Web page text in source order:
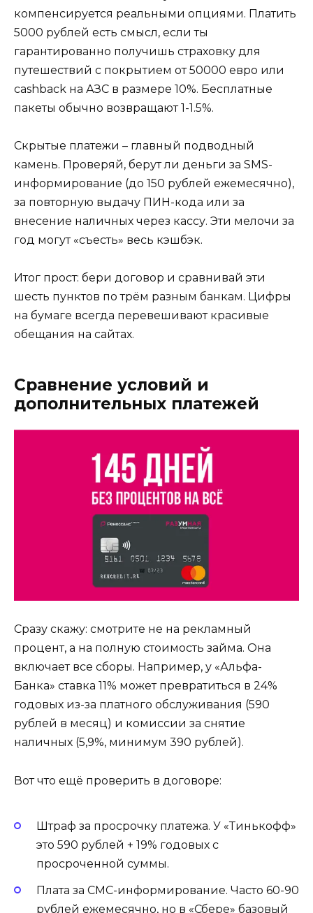
компенсируется реальными опциями. Платить
5000 рублей есть смысл, если ты
гарантированно получишь страховку для
путешествий с покрытием от 50000 евро или
cashback на АЗС в размере 10%. Бесплатные
пакеты обычно возвращают 1-1.5%.
Скрытые платежи – главный подводный
камень. Проверяй, берут ли деньги за SMS-
информирование (до 150 рублей ежемесячно),
за повторную выдачу ПИН-кода или за
внесение наличных через кассу. Эти мелочи за
год могут «съесть» весь кэшбэк.
Итог прост: бери договор и сравнивай эти
шесть пунктов по трём разным банкам. Цифры
на бумаге всегда перевешивают красивые
обещания на сайтах.
Сравнение условий и
дополнительных платежей
Сразу скажу: смотрите не на рекламный
процент, а на полную стоимость займа. Она
включает все сборы. Например, у «Альфа-
Банка» ставка 11% может превратиться в 24%
годовых из-за платного обслуживания (590
рублей в месяц) и комиссии за снятие
наличных (5,9%, минимум 390 рублей).
Вот что ещё проверить в договоре:
Штраф за просрочку платежа. У «Тинькофф»
это 590 рублей + 19% годовых с
просроченной суммы.
Плата за СМС-информирование. Часто 60-90
рублей ежемесячно, но в «Сбере» базовый